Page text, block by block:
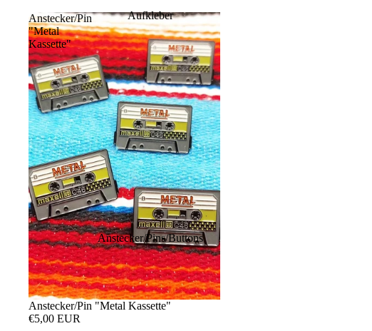
Aufkleber
Anstecker/Pins/Buttons
Anstecker/Pin
"Metal
Kassette"
Anstecker/Pin "Metal Kassette"
€5,00 EUR